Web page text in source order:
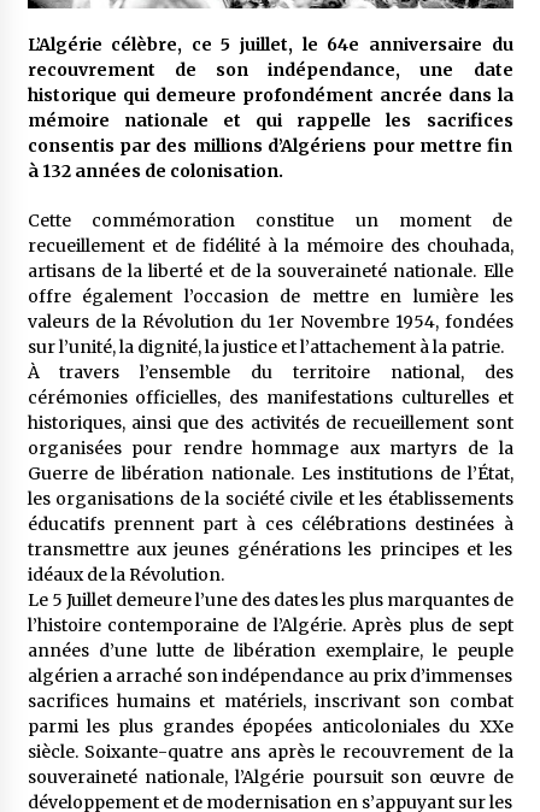
meilleur prêche du vendredi
2 semaines ago
Droit à l’affiliation au régime national de
retraite : Coup d’envoi d’une campagne de
sensibilisation au profit de la communauté
nationale à l’étranger
2 semaines ago
sensibilisation sur la lutte contre le travail
informel
3 semaines ago
Première voiture de course conçue et
fabriquée localement : Une équipe d’étudiants
algériens participe à une compétition
internationale
3 semaines ago
Université Alger 3 : Lancement d’un master à
cursus intégré à la licence en communication
en langue amazighe
3 semaines ago
L’Algérie célèbre, ce 5 juillet, le 64e anniversaire du
recouvrement de son indépendance, une date
historique qui demeure profondément ancrée dans la
mémoire nationale et qui rappelle les sacrifices
consentis par des millions d’Algériens pour mettre fin
à 132 années de colonisation.
Cette commémoration constitue un moment de
recueillement et de fidélité à la mémoire des chouhada,
artisans de la liberté et de la souveraineté nationale. Elle
offre également l’occasion de mettre en lumière les
valeurs de la Révolution du 1er Novembre 1954, fondées
sur l’unité, la dignité, la justice et l’attachement à la patrie.
À travers l’ensemble du territoire national, des
cérémonies officielles, des manifestations culturelles et
historiques, ainsi que des activités de recueillement sont
organisées pour rendre hommage aux martyrs de la
Guerre de libération nationale. Les institutions de l’État,
les organisations de la société civile et les établissements
éducatifs prennent part à ces célébrations destinées à
transmettre aux jeunes générations les principes et les
idéaux de la Révolution.
Le 5 Juillet demeure l’une des dates les plus marquantes de
l’histoire contemporaine de l’Algérie. Après plus de sept
années d’une lutte de libération exemplaire, le peuple
algérien a arraché son indépendance au prix d’immenses
sacrifices humains et matériels, inscrivant son combat
parmi les plus grandes épopées anticoloniales du XXe
siècle. Soixante-quatre ans après le recouvrement de la
souveraineté nationale, l’Algérie poursuit son œuvre de
développement et de modernisation en s’appuyant sur les